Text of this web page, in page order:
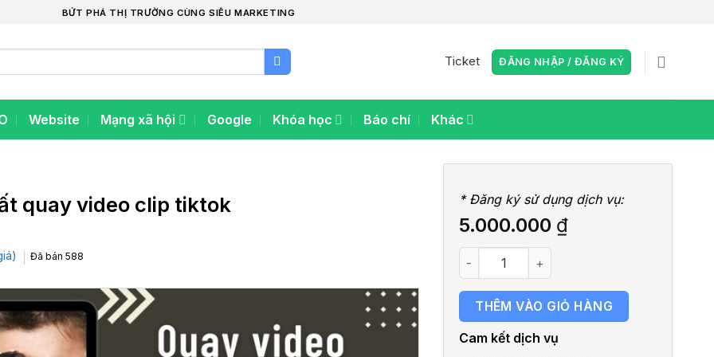
BỨT PHÁ THỊ TRƯỜNG CÙNG SIÊU MARKETING
Ticket ĐĂNG NHẬP / ĐĂNG KÝ
Website Mạng xã hội Google Khóa học Báo chí Khác
quay video clip tiktok
Đã bán 588
* Đăng ký sử dụng dịch vụ:
5.000.000 ₫
Dịch vụ sản xuất quay video clip tiktok
THÊM VÀO GIỎ HÀNG
Cam kết dịch vụ